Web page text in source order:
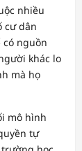
nhiều
cư dân
nguồn
khác lo
mà họ
mô hình
tự